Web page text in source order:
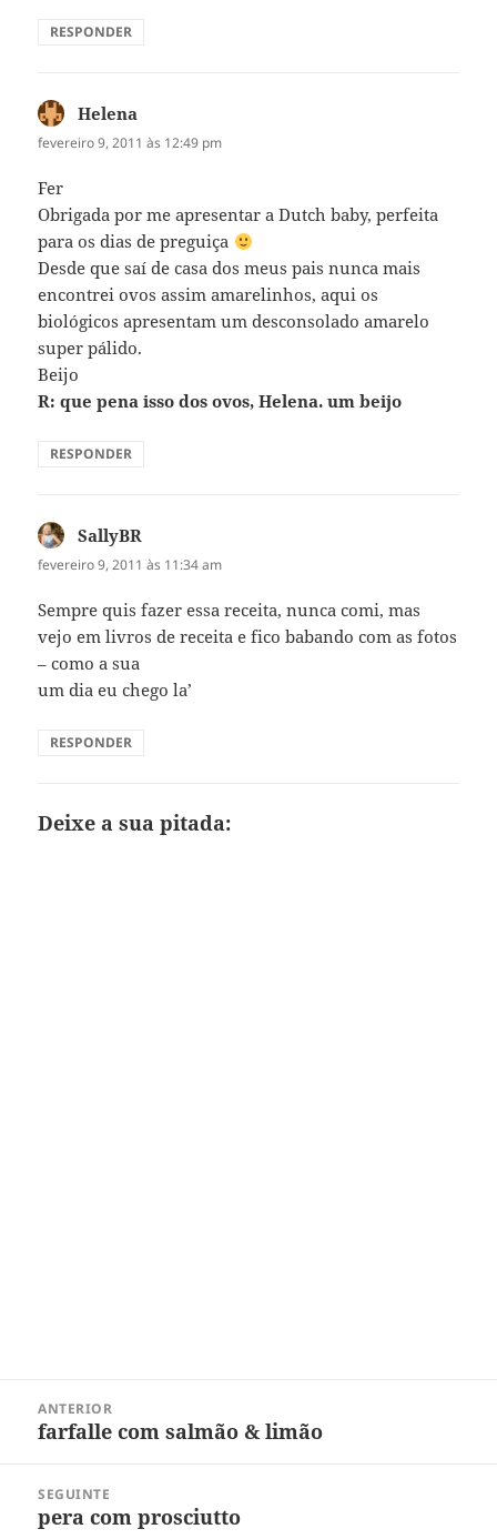
RESPONDER
Helena
fevereiro 9, 2011 às 12:49 pm
Fer
Obrigada por me apresentar a Dutch baby, perfeita
para os dias de preguiça
Desde que saí de casa dos meus pais nunca mais
encontrei ovos assim amarelinhos, aqui os
biológicos apresentam um desconsolado amarelo
super pálido.
Beijo
R: que pena isso dos ovos, Helena. um beijo
RESPONDER
SallyBR
fevereiro 9, 2011 às 11:34 am
Sempre quis fazer essa receita, nunca comi, mas
vejo em livros de receita e fico babando com as fotos
– como a sua
um dia eu chego la’
RESPONDER
Deixe a sua pitada:
ANTERIOR
Post
farfalle com salmão & limão
SEGUINTE
Próximo
pera com prosciutto